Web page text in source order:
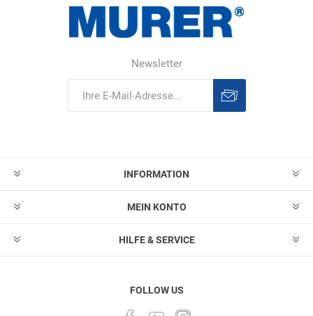
Newsletter
INFORMATION
MEIN KONTO
HILFE & SERVICE
FOLLOW US